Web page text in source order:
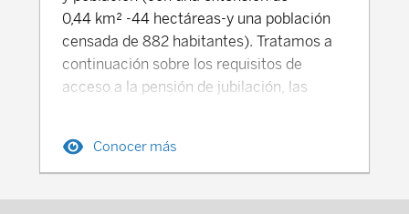
aproximadamente el 38.70% Este tipo
total se desglosa de la siguiente manera
entre empleador y trabajador (2025-
2026): Concepto % Cotización Empresa
Maternidad 6-10% 2% Desempleo 0.5%
0.5% Accidentes Laborales 0.2-1.9% 0%
TOTAL 28.20% 10.50% (*) (*) Deducido
por vínculo conyugal o de parentesco por
consanguinidad, afinidad o adopción,
hasta el segundo grado. Que su
participación en el capital social sea igual
(33%). Que su participación en el capital
0,44 km² -44 hectáreas-y una población
censada de 882 habitantes). Tratamos a
continuación sobre los requisitos de
acceso a la pensión de jubilación, las
desequilibrios financieros que enfrenta el
Sistema de Pensiones de Vaticano.
Requisitos y reglas de cálculo de las
Conocer más